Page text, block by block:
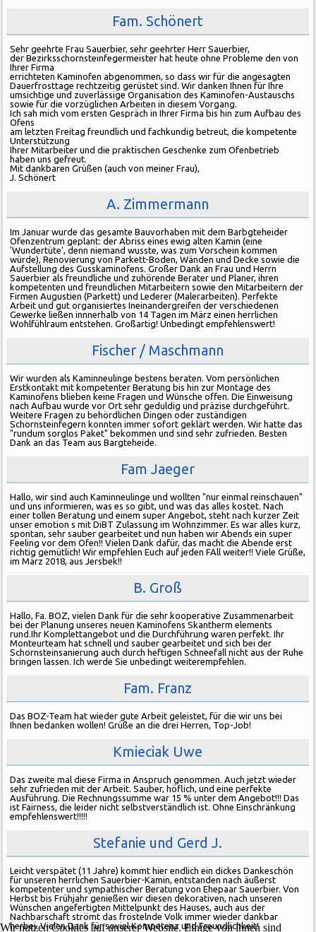
Fam. Schönert
Sehr geehrte Frau Sauerbier, sehr geehrter Herr Sauerbier,
der Bezirksschornsteinfegermeister hat heute ohne Probleme den von
Ihrer Firma
errichteten Kaminofen abgenommen, so dass wir für die angesagten
Dauerfrosttage rechtzeitig gerüstet sind. Wir danken Ihnen für Ihre
umsichtige und zuverlässige Organisation des Kaminofen-Austauschs
sowie für die vorzüglichen Arbeiten in diesem Vorgang.
Ich sah mich vom ersten Gespräch in Ihrer Firma bis hin zum Aufbau des
Ofens
am letzten Freitag freundlich und fachkundig betreut, die kompetente
Unterstützung
Ihrer Mitarbeiter und die praktischen Geschenke zum Ofenbetrieb
haben uns gefreut.
Mit dankbaren Grüßen (auch von meiner Frau),
J. Schönert
A. Zimmermann
Im Januar wurde das gesamte Bauvorhaben mit dem Barbgteheider
Ofenzentrum geplant: der Abriss eines ewig alten Kamin (eine
'Wundertüte', denn niemand wusste, was zum Vorschein kommen
würde), Renovierung von Parkett-Boden, Wänden und Decke sowie die
Aufstellung des Gusskaminofens. Großer Dank an Frau und Herrn
Sauerbier als freundliche und zuhörende Berater und Planer, ihren
kompetenten und freundlichen Mitarbeitern sowie den Mitarbeitern der
Firmen Augustien (Parkett) und Lederer (Malerarbeiten). Perfekte
Arbeit und gut organisiertes Ineinandergreifen der verschiedenen
Gewerke ließen innnerhalb von 14 Tagen im März einen herrlichen
Wohlfühlraum entstehen. Großartig! Unbedingt empfehlenswert!
Fischer / Maschmann
Wir wurden als Kaminneulinge bestens beraten. Vom persönlichen
Erstkontakt mit kompetenter Beratung bis hin zur Montage des
Kaminofens blieben keine Fragen und Wünsche offen. Die Einweisung
nach Aufbau wurde vor Ort sehr geduldig und präzise durchgeführt.
Weitere Fragen zu behördlichen Dingen oder zuständigen
Schornsteinfegern konnten immer sofort geklärt werden. Wir hatte das
"rundum sorglos Paket" bekommen und sind sehr zufrieden. Besten
Dank an das Team aus Bargteheide.
Fam Jaeger
Hallo, wir sind auch Kaminneulinge und wollten "nur einmal reinschauen"
und uns informieren, was es so gibt, und was das alles kostet. Nach
einer tollen Beratung und einem super Angebot, steht nach kurzer Zeit
unser emotion s mit DiBT Zulassung im Wohnzimmer. Es war alles kurz,
spontan, sehr sauber gearbeitet und nun haben wir Abends ein super
Feeling vor dem Ofen!! Vielen Dank dafür, das macht die Abende erst
richtig gemütlich! Wir empfehlen Euch auf jeden FAll weiter!! Viele Grüße,
im März 2018, aus Jersbek!!
B. Groß
Hallo, Fa. BOZ, vielen Dank für die sehr kooperative Zusammenarbeit
bei der Planung unseres neuen Kaminofens Skantherm elements
rund.Ihr Komplettangebot und die Durchführung waren perfekt. Ihr
Monteurteam hat schnell und sauber gearbeitet und sich bei der
Schornsteinsanierung auch durch heftigen Schneefall nicht aus der Ruhe
bringen lassen. Ich werde Sie unbedingt weiterempfehlen.
Fam. Franz
Das BOZ-Team hat wieder gute Arbeit geleistet, für die wir uns bei
Ihnen bedanken wollen! Grüße an die drei Herren, Top-Job!
Kmieciak Uwe
Das zweite mal diese Firma in Anspruch genommen. Auch jetzt wieder
sehr zufrieden mit der Arbeit. Sauber, höflich, und eine perfekte
Ausführung. Die Rechnungssumme war 15 % unter dem Angebot!!! Das
ist Fairness, die leider nicht selbstverständlich ist. Ohne Einschränkung
empfehlenswert!!!!!
Stefanie und Gerd J.
Leicht verspätet (11 Jahre) kommt hier endlich ein dickes Dankeschön
für unseren herrlichen Sauerbier-Kamin, entstanden nach äußerst
kompetenter und sympathischer Beratung von Ehepaar Sauerbier. Von
Herbst bis Frühjahr genießen wir diesen dekorativen, nach unseren
Wünschen angefertigten Mittelpunkt des Hauses, auch aus der
Nachbarschaft strömt das fröstelnde Volk immer wieder dankbar
herbei. Vielen Dank für soviel Kompetenz und Freundlichkeit!
Wir nutzen Cookies auf unserer Website. Einige von ihnen sind